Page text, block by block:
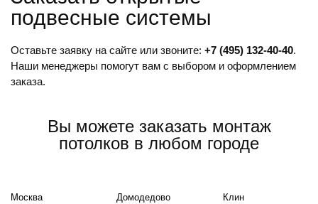
подвесные системы
Оставьте заявку на сайте или звоните: +7 (495) 132-40-40.
Наши менеджеры помогут вам с выбором и оформлением
заказа.
Вы можете заказать монтаж
потолков в любом городе
Москва
Домодедово
Клин